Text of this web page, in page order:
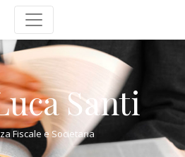
Santi
Fiscale e Societaria